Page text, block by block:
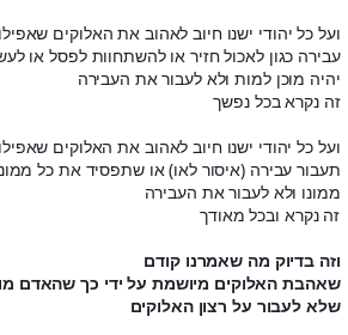
ועל כל יהודי ישנו חיוב לאהוב את האלוקים
עבירה כגון לאכול חזיר או להשתחוות לפסל או
יהיה מוכן למות ולא לעבור את העבירה
זה נקרא בכל נפשך
ועל כל יהודי ישנו חיוב לאהוב את האלוקים
תעבור עבירה (איסור לאו) או שתפסיד את כל
ממונו ולא לעבור את העבירה
זה נקרא ובכל מאודך
וזה בדיוק מה שאמרנו קודם
שאהבת האלוקים מיושמת על ידי כך שהאדם
שלא לעבור על רצון האלוקים